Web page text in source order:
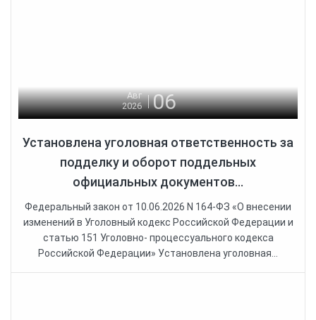
Авг
2026
06
Установлена уголовная ответственность за
подделку и оборот поддельных
официальных документов...
Федеральный закон от 10.06.2026 N 164-ФЗ «О внесении
изменений в Уголовный кодекс Российской Федерации и
статью 151 Уголовно- процессуального кодекса
Российской Федерации» Установлена уголовная...